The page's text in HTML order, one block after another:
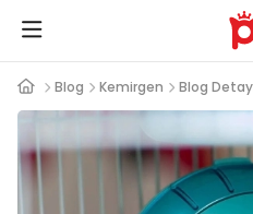
Blog Kemirgen Blog